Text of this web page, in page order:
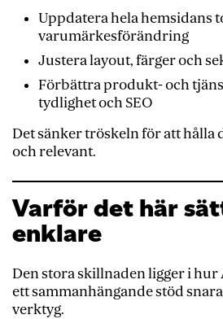
Uppdatera hela hemsidans
varumärkesförändring
Justera layout, färger och
Förbättra produkt- och
tydlighet och SEO
Det sänker tröskeln för att hålla
och relevant.
Varför det här
enklare
Den stora skillnaden ligger i hur
ett sammanhängande stöd
verktyg.